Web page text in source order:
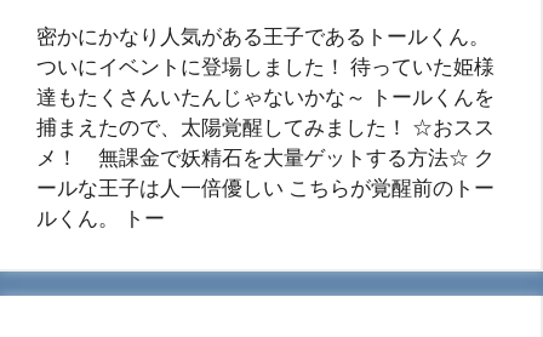
密かにかなり人気がある王子であるトールくん。
ついにイベントに登場しました！ 待っていた姫様
達もたくさんいたんじゃないかな～ トールくんを
捕まえたので、太陽覚醒してみました！ ☆おスス
メ！ 無課金で妖精石を大量ゲットする方法☆ ク
ールな王子は人一倍優しい こちらが覚醒前のトー
ルくん。 トー